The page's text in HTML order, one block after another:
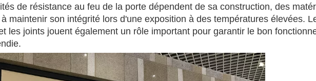
de résistance au feu de la porte dépendent de sa construction, des
maintenir son intégrité lors d'une exposition à des températures élevées.
les joints jouent également un rôle important pour garantir le bon